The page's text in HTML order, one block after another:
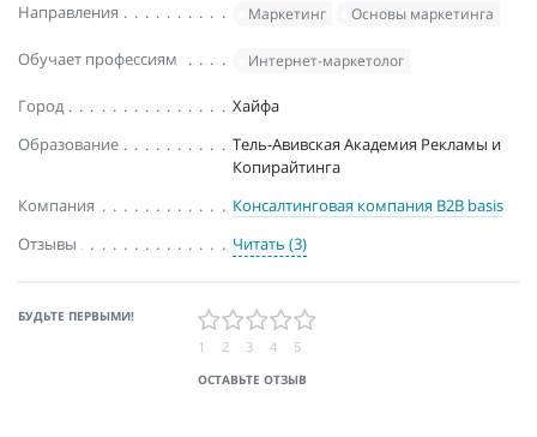
Направления Маркетинг Основы маркетинга
Обучает профессиям Интернет-маркетолог
Город
Хайфа
Образование
Тель-Авивская Академия Рекламы и
Копирайтинга
Компания
Консалтинговая компания B2B basis
Отзывы
Читать (3)
БУДЬТЕ ПЕРВЫМИ!
ОСТАВЬТЕ ОТЗЫВ
1 2 3 4 5